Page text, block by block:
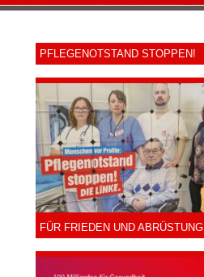
PFLEGENOTSTAND STOPPEN!
FÜR FRIEDEN UND ABRÜSTUNG